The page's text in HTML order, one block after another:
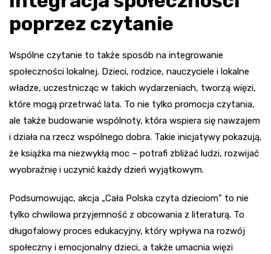
poprzez czytanie
Wspólne czytanie to także sposób na integrowanie
społeczności lokalnej. Dzieci, rodzice, nauczyciele i lokalne
władze, uczestnicząc w takich wydarzeniach, tworzą więzi,
które mogą przetrwać lata. To nie tylko promocja czytania,
ale także budowanie wspólnoty, która wspiera się nawzajem
i działa na rzecz wspólnego dobra. Takie inicjatywy pokazują,
że książka ma niezwykłą moc – potrafi zbliżać ludzi, rozwijać
wyobraźnię i uczynić każdy dzień wyjątkowym.
Podsumowując, akcja „Cała Polska czyta dzieciom” to nie
tylko chwilowa przyjemność z obcowania z literaturą. To
długofalowy proces edukacyjny, który wpływa na rozwój
społeczny i emocjonalny dzieci, a także umacnia więzi